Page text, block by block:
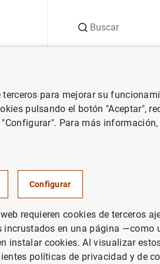
España Central de Balances.
2023*
para mejorar su
pulsando el botón "Aceptar",
Para más
Configurar
requieren cookies de terceros
incrustados en una página —como
instalar cookies. Al visualizar
políticas de privacidad y de